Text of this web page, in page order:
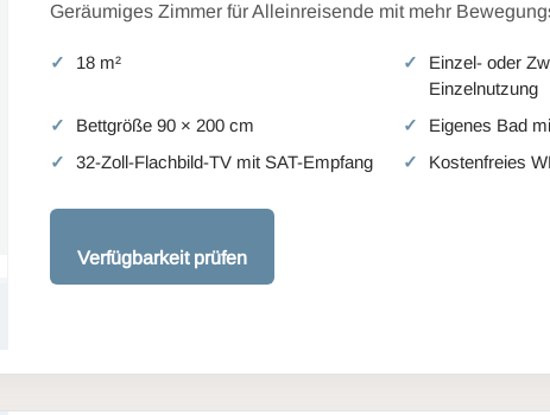
Geräumiges Zimmer für Alleinreisende mit mehr
18 m²
Einzel- oder
Einzelnutzung
Bettgröße 90 × 200 cm
Eigenes Bad
32-Zoll-Flachbild-TV mit SAT-Empfang
Kostenfreies
Verfügbarkeit prüfen